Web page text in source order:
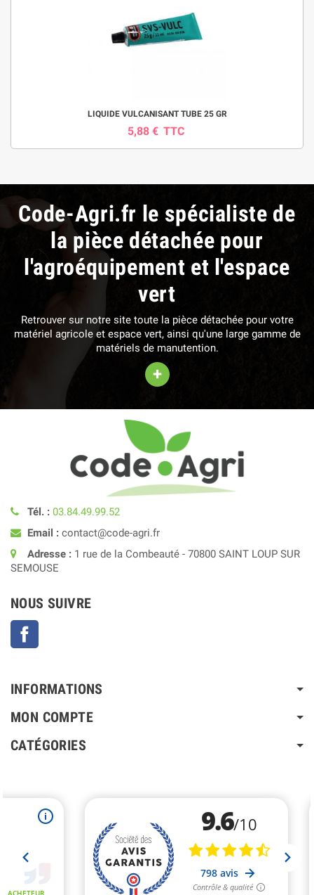
LIQUIDE VULCANISANT TUBE 25 GR
5,88 € TTC
Code-Agri.fr le spécialiste de
la pièce détachée pour
l'agroéquipement et l'espace
vert
Retrouver sur notre site toute la pièce détachée pour votre
matériel agricole et espace vert, ainsi qu'une large gamme de
matériels de manutention.
+
Tél. : 03.84.49.99.52
Email : contact@code-agri.fr
Adresse : 1 rue de la Combeauté - 70800 SAINT LOUP SUR
SEMOUSE
NOUS SUIVRE
INFORMATIONS
MON COMPTE
CATÉGORIES